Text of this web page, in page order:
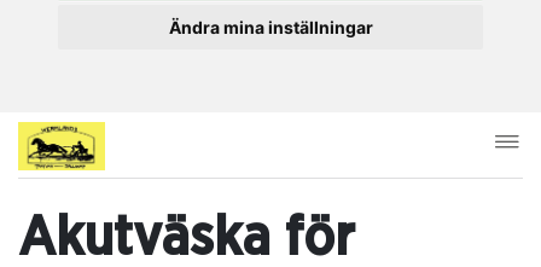
Ändra mina inställningar
Akutväska för